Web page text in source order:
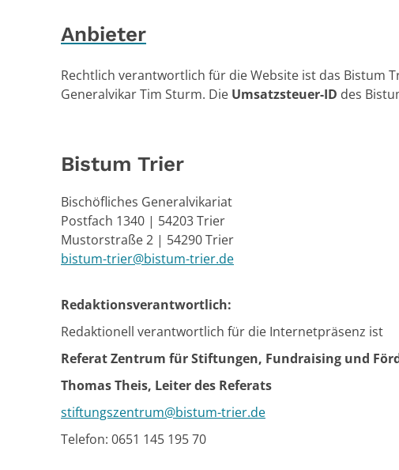
Anbieter
Rechtlich verantwortlich für die Website ist das Bistum
Generalvikar Tim Sturm. Die Umsatzsteuer-ID des
Bistum Trier
Bischöfliches Generalvikariat
Postfach 1340 | 54203 Trier
Mustorstraße 2 | 54290 Trier
bistum-trier@bistum-trier.de
Redaktionsverantwortlich:
Redaktionell verantwortlich für die Internetpräsenz ist
Referat Zentrum für Stiftungen, Fundraising und
Thomas Theis, Leiter des Referats
stiftungszentrum@bistum-trier.de
Telefon: 0651 145 195 70